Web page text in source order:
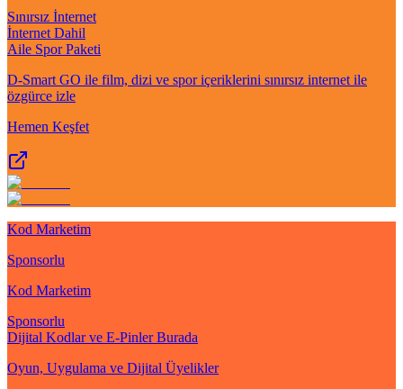
Sınırsız İnternet
İnternet Dahil
Aile Spor Paketi
D-Smart GO ile film, dizi ve spor içeriklerini sınırsız internet ile
özgürce izle
Hemen Keşfet
Kod Marketim
Sponsorlu
Kod Marketim
Sponsorlu
Dijital Kodlar ve E-Pinler Burada
Oyun, Uygulama ve Dijital Üyelikler